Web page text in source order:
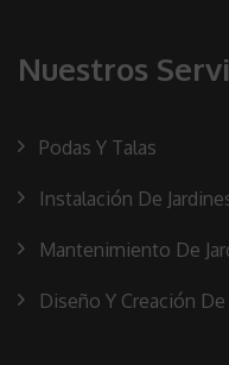
Nuestros
Podas Y Talas
Instalación De
Mantenimiento De
Diseño Y Creación